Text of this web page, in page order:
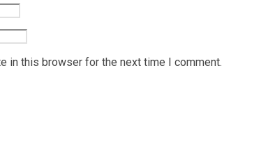
in this browser for the next time I comment.